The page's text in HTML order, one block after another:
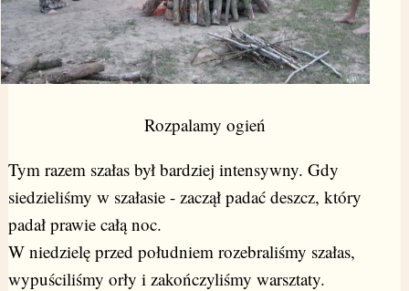
Rozpalamy ogień
Tym razem szałas był bardziej intensywny. Gdy
siedzieliśmy w szałasie - zaczął padać deszcz, który
padał prawie całą noc.
W niedzielę przed południem rozebraliśmy szałas,
wypuściliśmy orły i zakończyliśmy warsztaty.